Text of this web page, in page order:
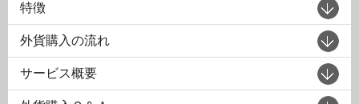
特徴
外貨購入の流れ
サービス概要